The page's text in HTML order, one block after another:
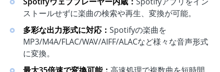
ストールせずに楽曲の検索や再生、変換が可能。
多彩な出力形式に対応：Spotifyの楽曲を
MP3/M4A/FLAC/WAV/AIFF/ALACなど様々な音声形式
に変換。